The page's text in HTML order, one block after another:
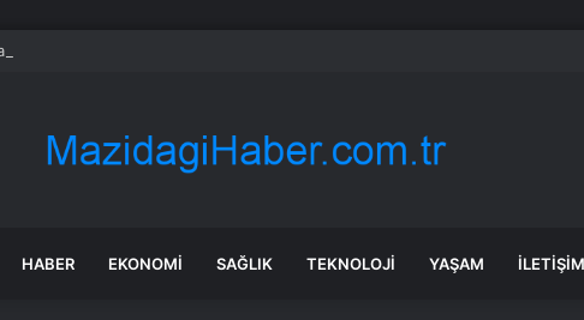
Dilovası İşçi Katliamı Davasına Destek: “İş Cinayetleri Kader Değildir”
HABER EKONOMI SAĞLIK TEKNOLOJI YAŞAM İLETIŞIM